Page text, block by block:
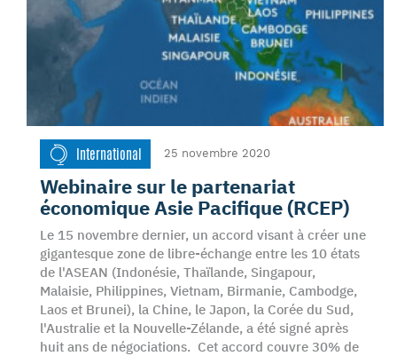
International 25 novembre 2020
Webinaire sur le partenariat
économique Asie Pacifique (RCEP)
Le 15 novembre dernier, un accord visant à créer une
gigantesque zone de libre-échange entre les 10 états
de l'ASEAN (Indonésie, Thaïlande, Singapour,
Malaisie, Philippines, Vietnam, Birmanie, Cambodge,
Laos et Brunei), la Chine, le Japon, la Corée du Sud,
l'Australie et la Nouvelle-Zélande, a été signé après
huit ans de négociations. Cet accord couvre 30% de